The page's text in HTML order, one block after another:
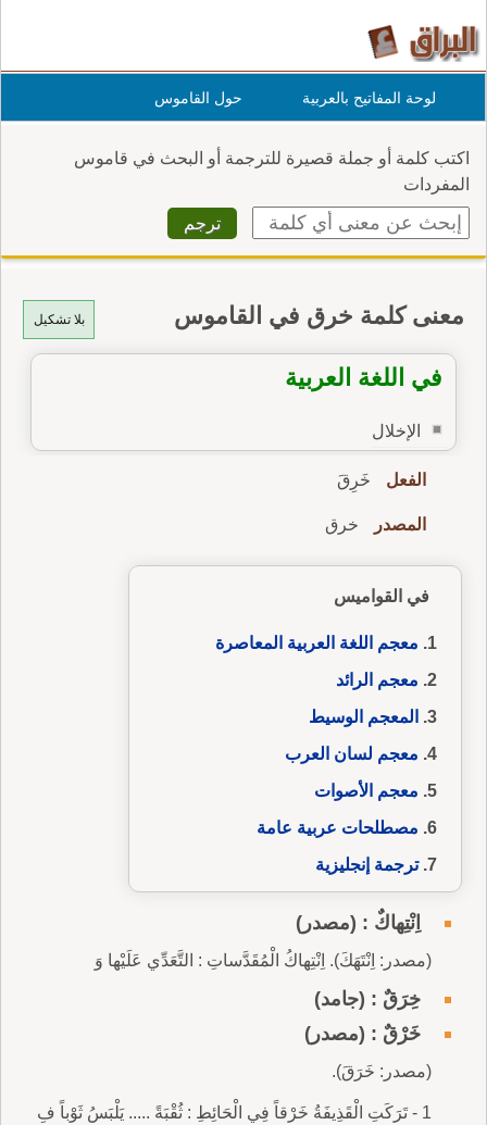
لوحة المفاتيح بالعربية حول القاموس
اكتب كلمة أو جملة قصيرة للترجمة أو البحث في قاموس
المفردات
بلا تشكيل معنى كلمة خرق في القاموس
في اللغة العربية
الإخلال
الفعل خَرِقَ
المصدر خرق
في القواميس
معجم اللغة العربية المعاصرة
معجم الرائد
المعجم الوسيط
معجم لسان العرب
معجم الأصوات
مصطلحات عربية عامة
ترجمة إنجليزية
اِنْتِهاكٌ : (مصدر)
(مصدر: اِنْتَهَكَ). اِنْتِهاكُ الْمُقَدَّساتِ : التَّعَدِّي عَلَيْها وَ
خِرَقٌ : (جامد)
خَرْقٌ : (مصدر)
(مصدر: خَرَقَ).
1 - تَرَكَتِ الْقَذِيفَةُ خَرْقاً فِي الْحَائِطِ : ثُقْبَةً ..... يَلْبَسُ ثَوْباً فِ